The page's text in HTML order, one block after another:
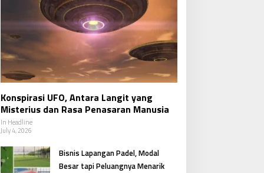
Konspirasi UFO, Antara Langit yang
Misterius dan Rasa Penasaran Manusia
In Headline
July 4, 2026
Bisnis Lapangan Padel, Modal
Besar tapi Peluangnya Menarik